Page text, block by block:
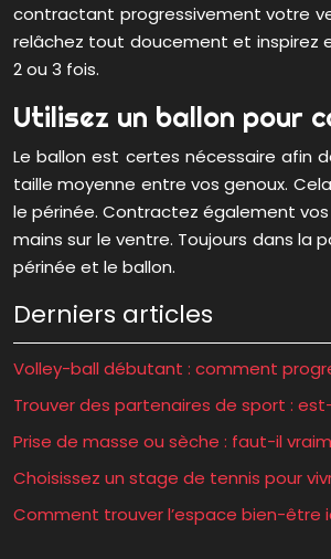
contractant progressivement votre
relâchez tout doucement et inspirez
2 ou 3 fois.
Utilisez un ballon pour
Le ballon est certes nécessaire afin
taille moyenne entre vos genoux.
le périnée. Contractez également
mains sur le ventre. Toujours dans la
périnée et le ballon.
Derniers articles
Volley-ball débutant : comment
Trouver des partenaires de sport :
Prise de masse ou sèche : faut-il
Choisissez un stage de tennis pour
Comment trouver l’espace bien-être